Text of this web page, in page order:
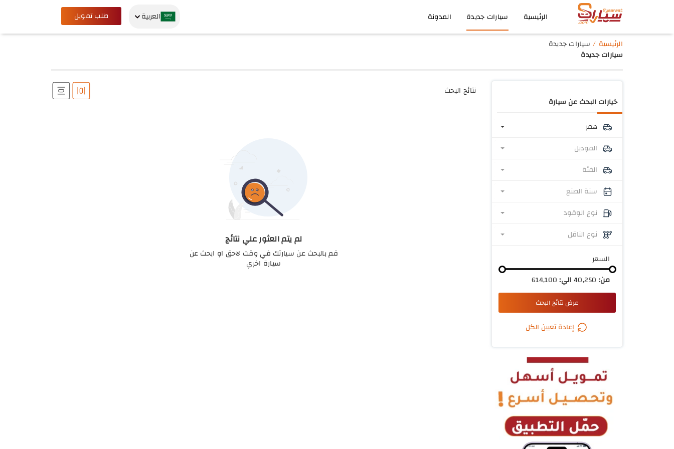
الرئيسية سيارات جديدة المدونة العربية طلب تمويل
الرئيسية
سيارات جديدة
سيارات جديدة
خيارات البحث عن سيارة
همر
الموديل
الفئة
سنة الصنع
نوع الوقود
نوع الناقل
السعر
من: 40,250 الي: 614,100
عرض نتائج البحث
نتائج البحث
لم يتم العثور علي نتائج
قم بالبحث عن سيارتك في وقت لاحق او ابحث عن
سيارة اخري